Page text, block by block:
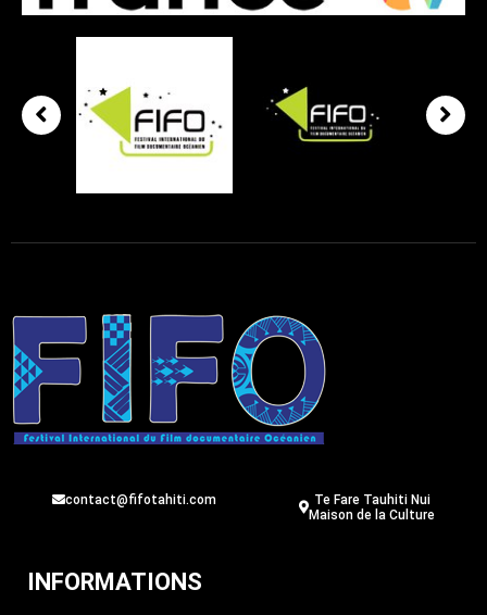
contact@fifotahiti.com
Te Fare Tauhiti Nui
Maison de la Culture
INFORMATIONS